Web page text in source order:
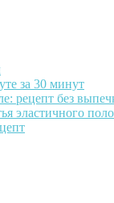
за 30 минут
рецепт без
эластичного